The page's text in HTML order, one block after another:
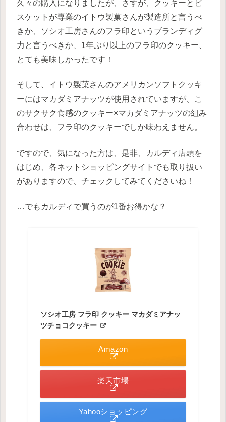
久々の購入になりましたが、さすが、クッキーとビ
スケットが専業のイトウ製菓さんが製造所と言うべ
きか、ソシオ工房さんのフラ印というブランディグ
力と言うべきか、1年ぶり以上のフラ印のクッキー、
とても美味しかったです！
そして、イトウ製菓さんのアメリカンソフトクッキ
ーにはマカダミアナッツが使用されていますが、こ
のサクサク食感のクッキー×マカダミアナッツの組み
合わせは、フラ印のクッキーでしか味わえません。
ですので、気になった方は、是非、カルディ店頭を
はじめ、各ネットショッピングサイトでも取り扱い
がありますので、チェックしてみてくださいね！
…でもカルディで買うのが1番お得かな？
ソシオ工房 フラ印 クッキー マカダミアナッ
ツチョコクッキー
Amazon
楽天市場
Yahooショッピング